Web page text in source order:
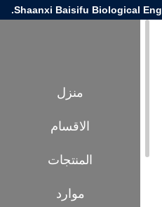
Shaanxi Baisifu Biological
منزل
الاقسام
المنتجات
موارد